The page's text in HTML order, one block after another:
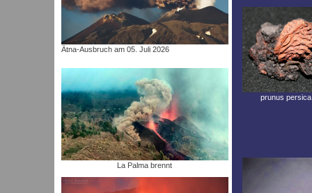
Ätna-Ausbruch am 05. Juli 2026
La Palma brennt
prunus